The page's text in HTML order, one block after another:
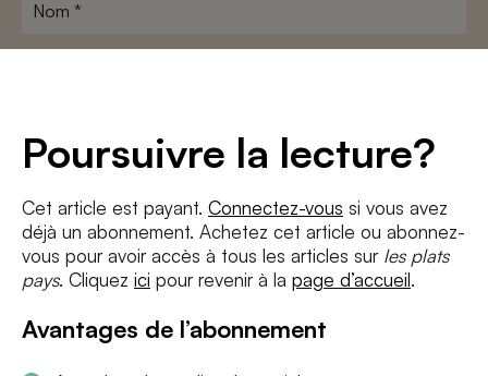
Poursuivre la lecture?
Cet article est payant. Connectez-vous si vous avez
déjà un abonnement. Achetez cet article ou abonnez-
vous pour avoir accès à tous les articles sur les plats
pays. Cliquez ici pour revenir à la page d’accueil.
Avantages de l’abonnement
J'accepte les termes et conditions etla politique de confidentialité
S'INSCRIRE